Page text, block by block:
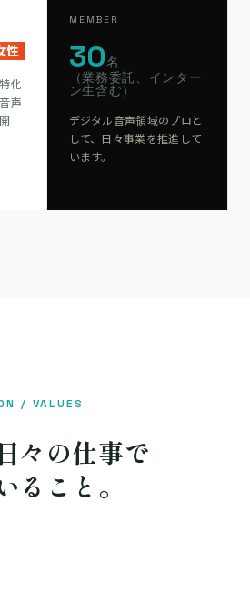
性
化
声
MEMBER
30名
（業務委託、インター
ン生含む）
デジタル音声領域のプロと
して、日々事業を推進して
います。
/ VALUES
々の仕事で
ること。